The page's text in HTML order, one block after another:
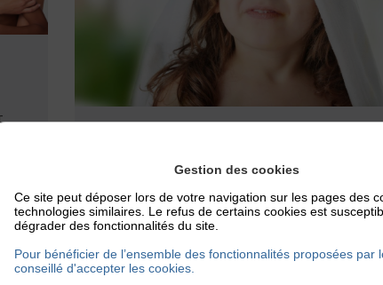
DERMATITE ATOPIQUE ET QUALITÉ DE
Du nouveau dans la prise en charge de
l’eczéma sévère de l’enfant : La dermatite
atopique et qualité de vie des enfants...
Gestion des cookies
Ce site peut déposer lors de votre navigation sur les pages des
technologies similaires. Le refus de certains cookies est
dégrader des fonctionnalités du site.
Pour bénéficier de l’ensemble des fonctionnalités proposées par
conseillé d'accepter les cookies.